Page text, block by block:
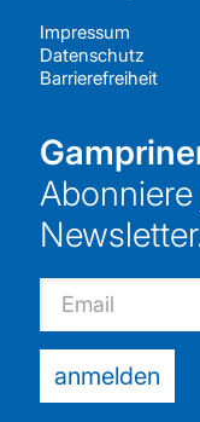
Impressum
Datenschutz
Barrierefreiheit
Email
anmelden